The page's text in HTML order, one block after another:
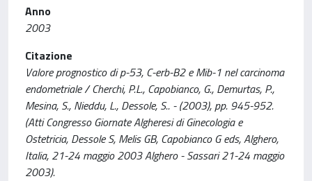
Anno
2003
Citazione
Valore prognostico di p-53, C-erb-B2 e Mib-1 nel carcinoma
endometriale / Cherchi, P.L., Capobianco, G., Demurtas, P.,
Mesina, S., Nieddu, L., Dessole, S.. - (2003), pp. 945-952.
(Atti Congresso Giornate Algheresi di Ginecologia e
Ostetricia, Dessole S, Melis GB, Capobianco G eds, Alghero,
Italia, 21-24 maggio 2003 Alghero - Sassari 21-24 maggio
2003).